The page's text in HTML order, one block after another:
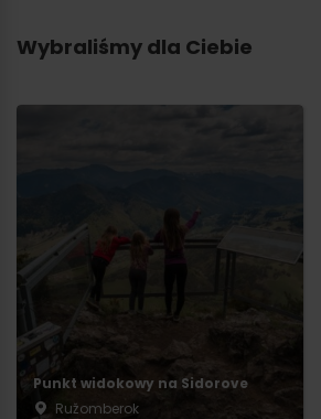
Wybraliśmy dla Ciebie
Punkt widokowy na Sidorove
Ružomberok